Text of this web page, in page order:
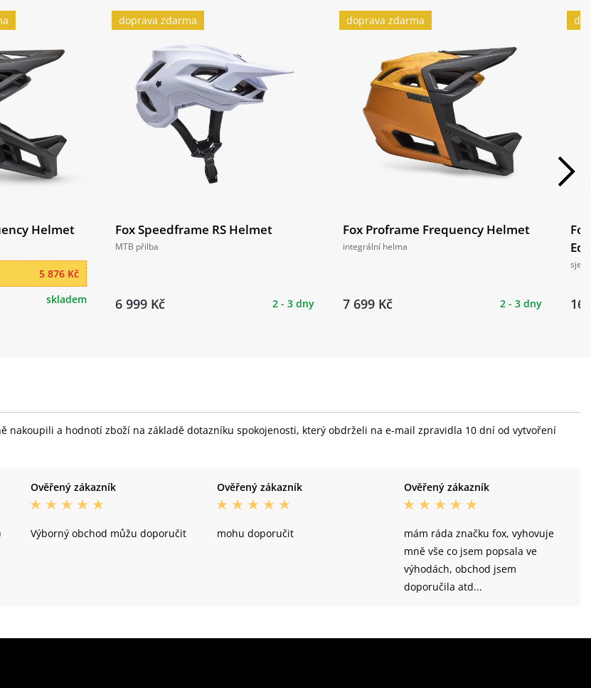
Helmet
5 876 Kč
skladem
doprava zdarma
Fox Speedframe RS Helmet
MTB přilba
6 999 Kč 2 - 3 dny
doprava zdarma
Fox Proframe Frequency Helmet
integrální helma
7 699 Kč 2 - 3 dny 16
nakoupili a hodnotí zboží na základě dotazníku spokojenosti, který obdrželi na e-mail zpravidla 10 dní od vytvoření
Ověřený zákazník
Výborný obchod můžu doporučit
Ověřený zákazník
mohu doporučit
Ověřený zákazník
mám ráda značku fox, vyhovuje
mně vše co jsem popsala ve
výhodách, obchod jsem
doporučila atd...